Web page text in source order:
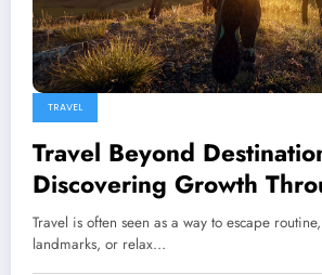
TRAVEL
Travel Beyond
Discovering Growth
Adventure
Travel is often seen as a way to escape
landmarks, or relax…